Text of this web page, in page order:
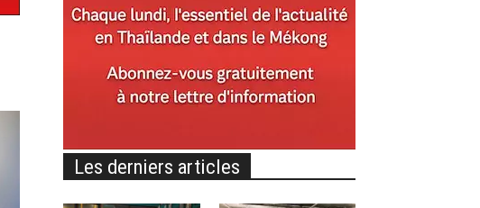
Les derniers articles